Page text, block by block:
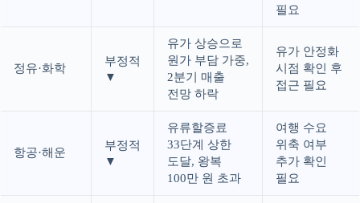
필요
정유·화학
부정적
▼
유가 상승으로
원가 부담 가중,
2분기 매출
전망 하락
유가 안정화
시점 확인 후
접근 필요
항공·해운
부정적
▼
유류할증료
33단계 상한
도달, 왕복
100만 원 초과
여행 수요
위축 여부
추가 확인
필요